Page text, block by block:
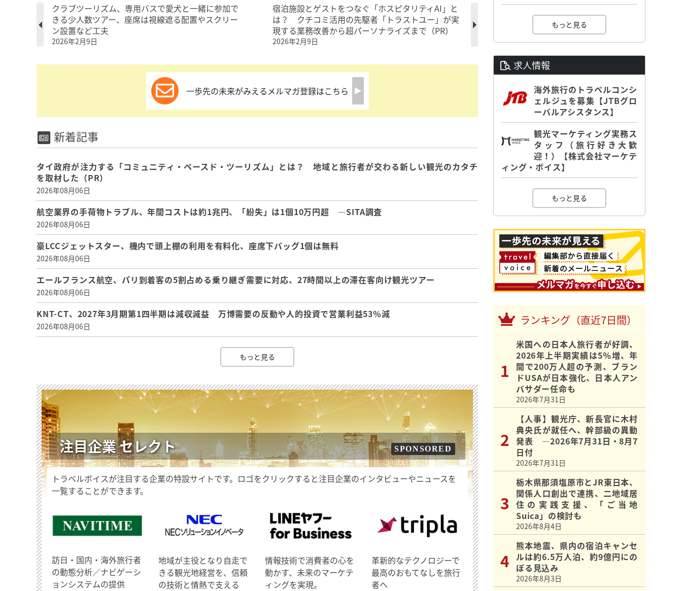
クラブツーリズム、専用バスで愛犬と一緒に参加で
きる少人数ツアー、座席は視線遮る配置やスクリー
ン設置など工夫
2026年2月9日
宿泊施設とゲストをつなぐ「ホスピタリティAI」と
は？ クチコミ活用の先駆者「トラストユー」が実
現する業務改善から超パーソナライズまで（PR）
2026年2月9日
一歩先の未来がみえるメルマガ登録はこちら
新着記事
タイ政府が注力する「コミュニティ・ベースド・ツーリズム」とは？ 地域と旅行者が交わる新しい観光のカタチ
を取材した（PR）
2026年08月06日
航空業界の手荷物トラブル、年間コストは約1兆円、「紛失」は1個10万円超 ―SITA調査
2026年08月06日
豪LCCジェットスター、機内で頭上棚の利用を有料化、座席下バッグ1個は無料
2026年08月06日
エールフランス航空、パリ到着客の5割占める乗り継ぎ需要に対応、27時間以上の滞在客向け観光ツアー
2026年08月06日
KNT-CT、2027年3月期第1四半期は減収減益 万博需要の反動や人的投資で営業利益53％減
2026年08月06日
もっと見る
注目企業 セレクト SPONSORED
トラベルボイスが注目する企業の特設サイトです。ロゴをクリックすると注目企業のインタビューやニュースを
一覧することができます。
訪日・国内・海外旅行者
の動態分析／ナビゲーシ
ョンシステムの提供
地域が主役となり自走で
きる観光地経営を、信頼
の技術と情熱で支える
情報技術で消費者の心を
動かす、未来のマーケテ
ィングを実現。
革新的なテクノロジーで
最高のおもてなしを旅行
者へ
もっと見る
求人情報
海外旅行のトラベルコンシ
ェルジュを募集【JTBグロ
ーバルアシスタンス】
観光マーケティング実務ス
タッフ（旅行好き大歓
迎！）【株式会社マーケテ
ィング・ボイス】
もっと見る
ランキング（直近7日間）
米国への日本人旅行者が好調、
2026年上半期実績は5％増、年
間で200万人超の予測、ブラン
ドUSAが日本強化、日本人アン
バサダー任命も
2026年7月31日
【人事】観光庁、新長官に木村
典央氏が就任へ、幹部級の異動
発表 ―2026年7月31日・8月7
日付
2026年7月31日
栃木県那須塩原市とJR東日本、
関係人口創出で連携、二地域居
住の実践支援、「ご当地
Suica」の検討も
2026年8月4日
熊本地震、県内の宿泊キャンセ
ルは約6.5万人泊、約9億円にの
ぼる見込み
2026年8月3日